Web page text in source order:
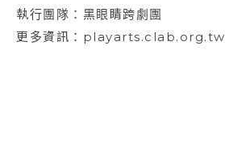
執行團隊：黑眼睛跨劇團
更多資訊：playarts.clab.org.tw